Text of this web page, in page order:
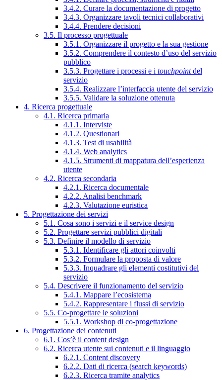
3.4.2. Curare la documentazione di progetto
3.4.3. Organizzare tavoli tecnici collaborativi
3.4.4. Prendere decisioni
3.5. Il processo progettuale
3.5.1. Organizzare il progetto e la sua gestione
3.5.2. Comprendere il contesto d’uso del servizio
pubblico
3.5.3. Progettare i processi e i touchpointdel
servizio
3.5.4. Realizzare l’interfaccia utente del servizio
3.5.5. Validare la soluzione ottenuta
4. Ricerca progettuale
4.1. Ricerca primaria
4.1.1. Interviste
4.1.2. Questionari
4.1.3. Test di usabilità
4.1.4. Web analytics
4.1.5. Strumenti di mappatura dell’esperienza
utente
4.2. Ricerca secondaria
4.2.1. Ricerca documentale
4.2.2. Analisi benchmark
4.2.3. Valutazione euristica
5. Progettazione dei servizi
5.1. Cosa sono i servizi e il service design
5.2. Progettare servizi pubblici digitali
5.3. Definire il modello di servizio
5.3.1. Identificare gli attori coinvolti
5.3.2. Formulare la proposta di valore
5.3.3. Inquadrare gli elementi costitutivi del
servizio
5.4. Descrivere il funzionamento del servizio
5.4.1. Mappare l’ecosistema
5.4.2. Rappresentare i flussi di servizio
5.5. Co-progettare le soluzioni
5.5.1. Workshop di co-progettazione
6. Progettazione dei contenuti
6.1. Cos’è il content design
6.2. Ricerca utente sui contenuti e il linguaggio
6.2.1. Content discovery
6.2.2. Dati di ricerca (search keywords)
6.2.3. Ricerca tramite analytics